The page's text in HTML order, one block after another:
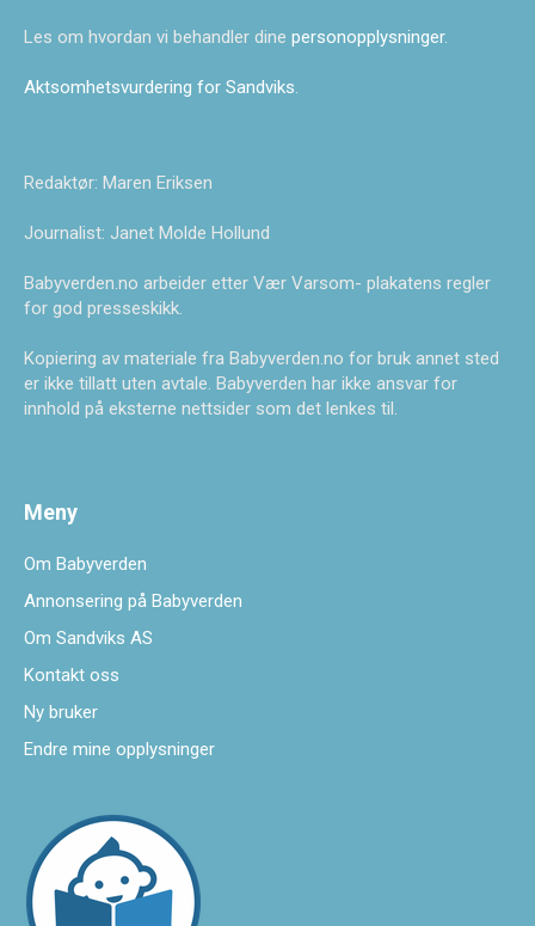
Les om hvordan vi behandler dine personopplysninger.
Aktsomhetsvurdering for Sandviks.
Redaktør: Maren Eriksen
Journalist: Janet Molde Hollund
Babyverden.no arbeider etter Vær Varsom- plakatens regler
for god presseskikk.
Kopiering av materiale fra Babyverden.no for bruk annet sted
er ikke tillatt uten avtale. Babyverden har ikke ansvar for
innhold på eksterne nettsider som det lenkes til.
Meny
Om Babyverden
Annonsering på Babyverden
Om Sandviks AS
Kontakt oss
Ny bruker
Endre mine opplysninger